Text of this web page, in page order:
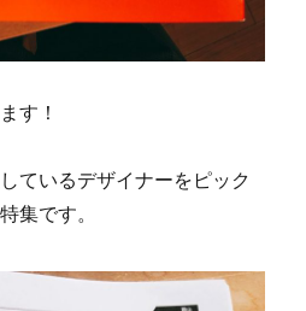
す！
ているデザイナーをピック
集です。